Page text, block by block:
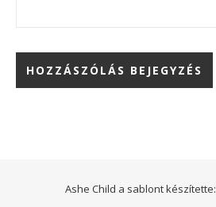
Ashe Child a sablont készítette: